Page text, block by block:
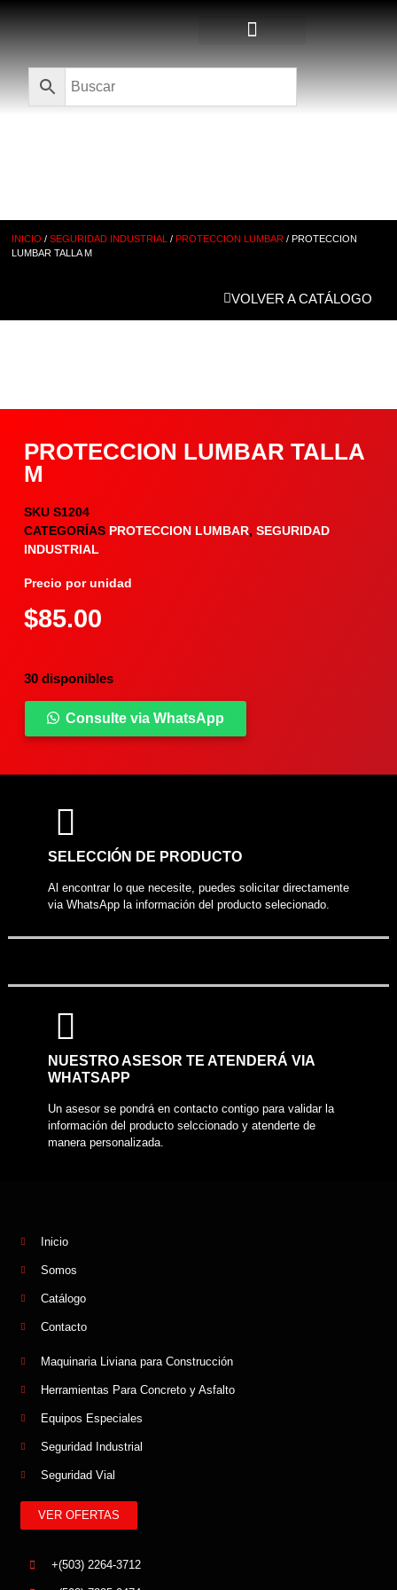
INICIO /SEGURIDAD INDUSTRIAL /PROTECCION LUMBAR / PROTECCION
LUMBAR TALLA M
VOLVER A CATÁLOGO
PROTECCION LUMBAR TALLA
M
SKU S1204
CATEGORÍAS PROTECCION LUMBAR, SEGURIDAD
INDUSTRIAL
Precio por unidad
$85.00
30 disponibles
Consulte via WhatsApp
COMPARTIR PRODUCTO
SELECCIÓN DE PRODUCTO
Al encontrar lo que necesite, puedes solicitar directamente
via WhatsApp la información del producto selecionado.
NUESTRO ASESOR TE ATENDERÁ VIA
WHATSAPP
Un asesor se pondrá en contacto contigo para validar la
información del producto selccionado y atenderte de
manera personalizada.
Inicio
Somos
Catálogo
Contacto
Maquinaria Liviana para Construcción
Herramientas Para Concreto y Asfalto
Equipos Especiales
Seguridad Industrial
Seguridad Vial
VER OFERTAS
+(503) 2264-3712